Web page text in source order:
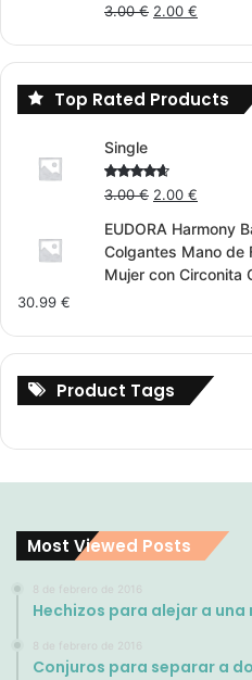
Rated
out
3.00€ Original
2.00 €
Top Rated Products
Single
Rated
out
of 5
3.00€ Original
was:
3.00 €.
2.00 €
is:
2.00 €.
EUDORA Harmony
Colgantes Mano de
Mujer con Circonita
30.99 €
Product Tags
Most Viewed Posts
8 de febrero de 2016
Hechizos para alejar a
8 de febrero de 2016
Conjuros para separar a